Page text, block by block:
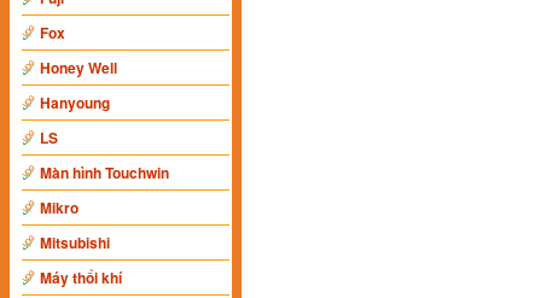
Fox
Honey Well
Hanyoung
LS
Màn hình Touchwin
Mikro
Mitsubishi
Máy thổi khí